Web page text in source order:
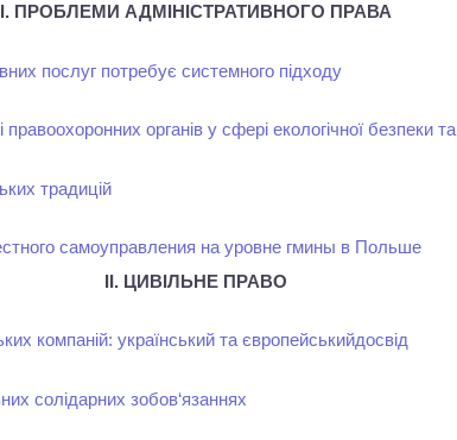
I. ПРОБЛЕМИ АДМІНІСТРАТИВНОГО ПРАВА
послуг потребує системного підходу
органів у сфері екологічної безпеки та
традицій
самоуправления на уровне гмины в Польше
II. ЦИВІЛЬНЕ ПРАВО
компаній: український та європейськийдосвід
солідарних зобов‘язаннях